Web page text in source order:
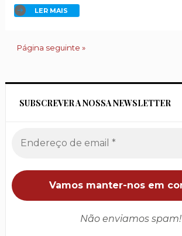
LER MAIS
Página seguinte »
SUBSCREVER A NOSSA NEWSLETTER
Não enviamos spam!